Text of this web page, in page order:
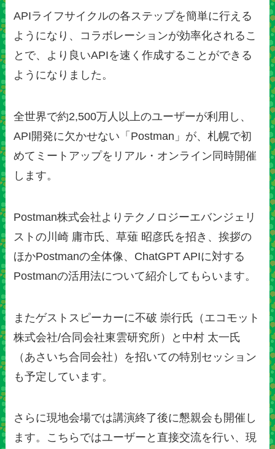
APIライフサイクルの各ステップを簡単に行える
ようになり、コラボレーションが効率化されるこ
とで、より良いAPIを速く作成することができる
ようになりました。
全世界で約2,500万人以上のユーザーが利用し、
API開発に欠かせない「Postman」が、札幌で初
めてミートアップをリアル・オンライン同時開催
します。
Postman株式会社よりテクノロジーエバンジェリ
ストの川崎 庸市氏、草薙 昭彦氏を招き、挨拶の
ほかPostmanの全体像、ChatGPT APIに対する
Postmanの活用法について紹介してもらいます。
またゲストスピーカーに不破 崇行氏（エコモット
株式会社/合同会社東雲研究所）と中村 太一氏
（あさいち合同会社）を招いての特別セッション
も予定しています。
さらに現地会場では講演終了後に懇親会も開催し
ます。こちらではユーザーと直接交流を行い、現